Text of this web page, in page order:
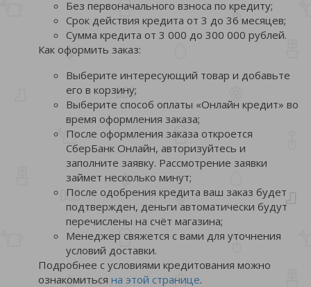
Без первоначального взноса по кредиту;
Срок действия кредита от 3 до 36 месяцев;
Сумма кредита от 3 000 до 300 000 рублей.
Как оформить заказ:
Выберите интересующий товар и добавьте
его в корзину;
Выберите способ оплаты «Онлайн кредит» во
время оформления заказа;
После оформления заказа откроется
СберБанк Онлайн, авторизуйтесь и
заполните заявку. Рассмотрение заявки
займет несколько минут;
После одобрения кредита ваш заказ будет
подтвержден, деньги автоматически будут
перечислены на счёт магазина;
Менеджер свяжется с вами для уточнения
условий доставки.
Подробнее с условиями кредитования можно
ознакомиться на этой странице.